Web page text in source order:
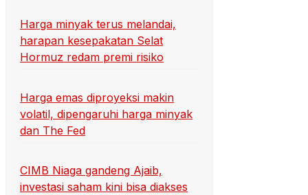
Harga minyak terus melandai,
harapan kesepakatan Selat
Hormuz redam premi risiko
Harga emas diproyeksi makin
volatil, dipengaruhi harga minyak
dan The Fed
CIMB Niaga gandeng Ajaib,
investasi saham kini bisa diakses